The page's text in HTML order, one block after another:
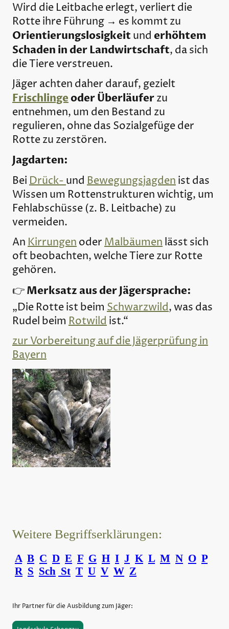
Wird die Leitbache erlegt, verliert die
Rotte ihre Führung → es kommt zu
Orientierungslosigkeitund erhöhtem
Schaden in der Landwirtschaft, da sich
die Tiere verstreuen.
Jäger achten daher darauf, gezielt
Frischlingeoder Überläuferzu
entnehmen, um den Bestand zu
regulieren, ohne das Sozialgefüge der
Rotte zu zerstören.
Jagdarten:
BeiDrück-und Bewegungsjagdenist das
Wissen um Rottenstrukturen wichtig, um
Fehlabschüsse (z. B. Leitbache) zu
vermeiden.
AnKirrungenoderMalbäumenlässt sich
oft beobachten, welche Tiere zur Rotte
gehören.
👉Merksatz aus der Jägersprache:
„Die Rotte ist beim Schwarzwild, was das
Rudel beim Rotwildist.“
zur Vorbereitung auf die Jägerprüfung in
Bayern
Weitere Begriffserklärungen:
A B C D E F G H I J K L M N O P
R S Sch St T U V W Z
Ihr Partner für die Ausbildung zum Jäger: